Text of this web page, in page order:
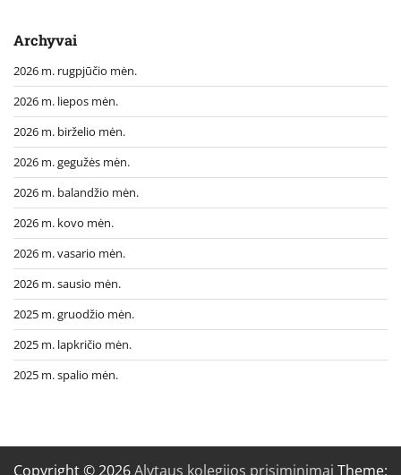
Archyvai
2026 m. rugpjūčio mėn.
2026 m. liepos mėn.
2026 m. birželio mėn.
2026 m. gegužės mėn.
2026 m. balandžio mėn.
2026 m. kovo mėn.
2026 m. vasario mėn.
2026 m. sausio mėn.
2025 m. gruodžio mėn.
2025 m. lapkričio mėn.
2025 m. spalio mėn.
Copyright © 2026Alytaus kolegijos prisiminimai Theme: